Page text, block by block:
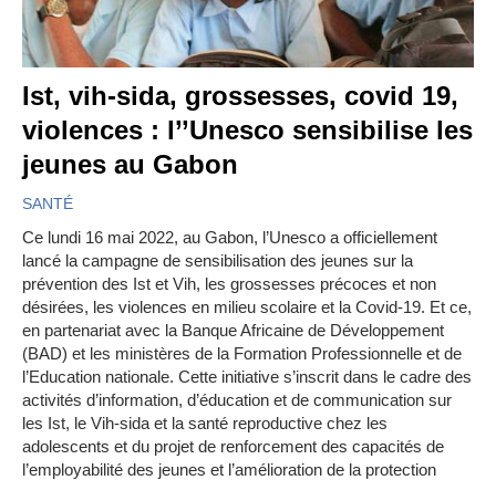
Ist, vih-sida, grossesses, covid 19,
violences : l’’Unesco sensibilise les
jeunes au Gabon
SANTÉ
Ce lundi 16 mai 2022, au Gabon, l’Unesco a officiellement
lancé la campagne de sensibilisation des jeunes sur la
prévention des Ist et Vih, les grossesses précoces et non
désirées, les violences en milieu scolaire et la Covid-19. Et ce,
en partenariat avec la Banque Africaine de Développement
(BAD) et les ministères de la Formation Professionnelle et de
l’Education nationale. Cette initiative s’inscrit dans le cadre des
activités d’information, d’éducation et de communication sur
les Ist, le Vih-sida et la santé reproductive chez les
adolescents et du projet de renforcement des capacités de
l’employabilité des jeunes et l’amélioration de la protection